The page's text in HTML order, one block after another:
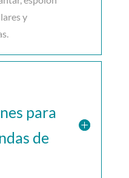
y
para
de